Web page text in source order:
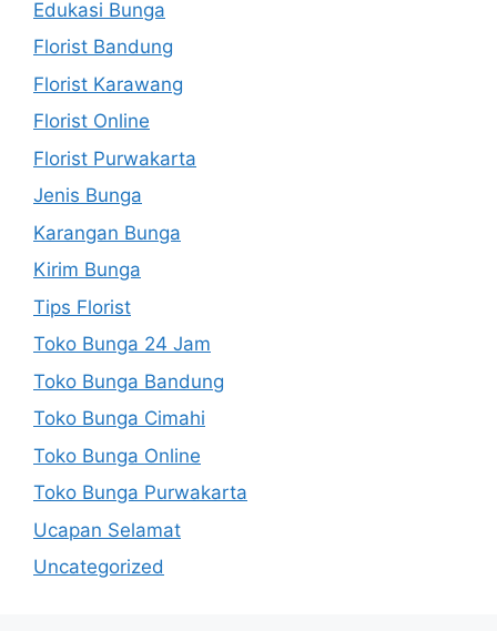
Edukasi Bunga
Florist Bandung
Florist Karawang
Florist Online
Florist Purwakarta
Jenis Bunga
Karangan Bunga
Kirim Bunga
Tips Florist
Toko Bunga 24 Jam
Toko Bunga Bandung
Toko Bunga Cimahi
Toko Bunga Online
Toko Bunga Purwakarta
Ucapan Selamat
Uncategorized